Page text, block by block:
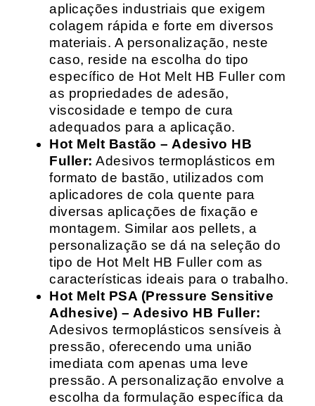
aplicações industriais que exigem
colagem rápida e forte em diversos
materiais. A personalização, neste
caso, reside na escolha do tipo
específico de Hot Melt HB Fuller com
as propriedades de adesão,
viscosidade e tempo de cura
adequados para a aplicação.
Hot Melt Bastão – Adesivo HB
Fuller: Adesivos termoplásticos em
formato de bastão, utilizados com
aplicadores de cola quente para
diversas aplicações de fixação e
montagem. Similar aos pellets, a
personalização se dá na seleção do
tipo de Hot Melt HB Fuller com as
características ideais para o trabalho.
Hot Melt PSA (Pressure Sensitive
Adhesive) – Adesivo HB Fuller:
Adesivos termoplásticos sensíveis à
pressão, oferecendo uma união
imediata com apenas uma leve
pressão. A personalização envolve a
escolha da formulação específica da